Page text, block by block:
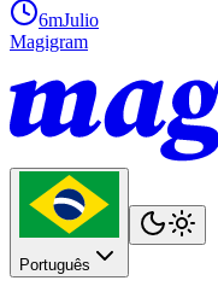
6mJulio
Magigram
Português